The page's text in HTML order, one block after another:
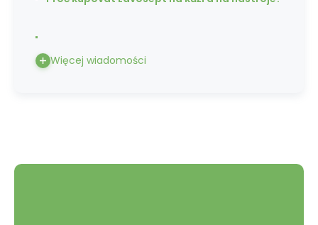
Więcej wiadomości